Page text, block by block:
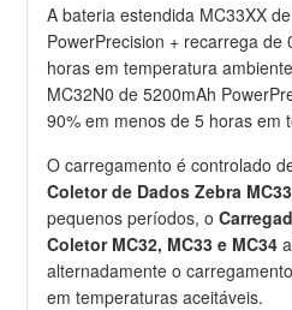
A bateria estendida MC33XX
PowerPrecision + recarrega de
horas em temperatura
MC32N0 de 5200mAh
90% em menos de 5 horas em
O carregamento é controlado
Coletor de Dados Zebra
pequenos períodos, o
Coletor MC32, MC33 e MC34
alternadamente o
em temperaturas aceitáveis.